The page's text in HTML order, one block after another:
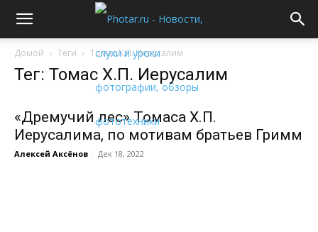
Домой Теги Томас Х.П. Иерусалим
Тег: Томас Х.П. Иерусалим
«Дремучий лес» Томаса Х.П.
Иерусалима, по мотивам братьев Гримм
Алексей Аксёнов - Дек 18, 2022